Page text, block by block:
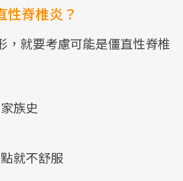
性脊椎炎？
，就要考慮可能是僵直性脊椎
族史
就不舒服